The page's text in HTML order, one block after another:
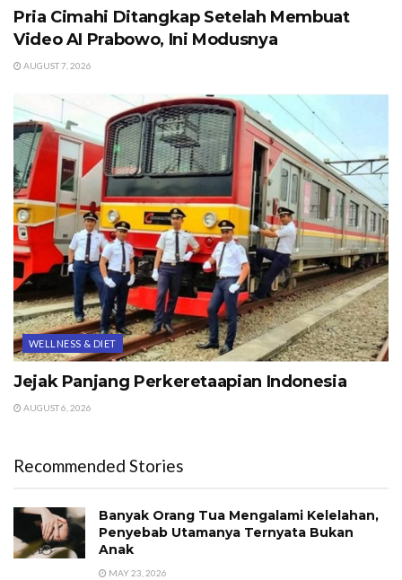
Pria Cimahi Ditangkap Setelah Membuat
Video AI Prabowo, Ini Modusnya
AUGUST 7, 2026
WELLNESS & DIET
Jejak Panjang Perkeretaapian Indonesia
AUGUST 6, 2026
Recommended Stories
Banyak Orang Tua Mengalami Kelelahan,
Penyebab Utamanya Ternyata Bukan
Anak
MAY 23, 2026